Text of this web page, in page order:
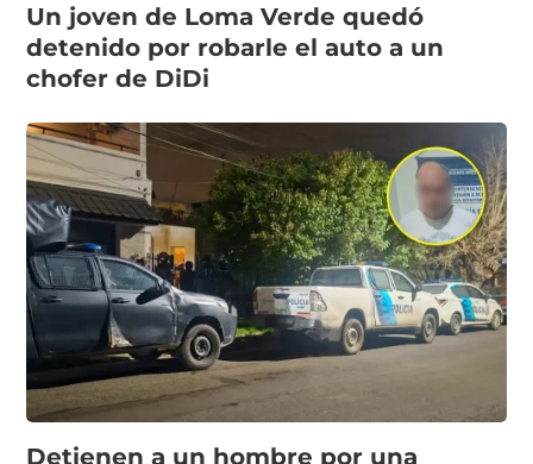
Un joven de Loma Verde quedó
detenido por robarle el auto a un
chofer de DiDi
Detienen a un hombre por una